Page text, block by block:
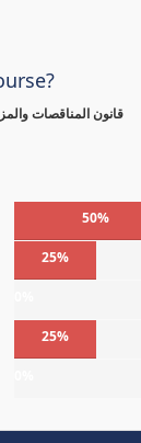
قانون المناقصات
50%
25%
25%